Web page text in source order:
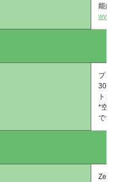
能は
プリ
トガ
*空の
です